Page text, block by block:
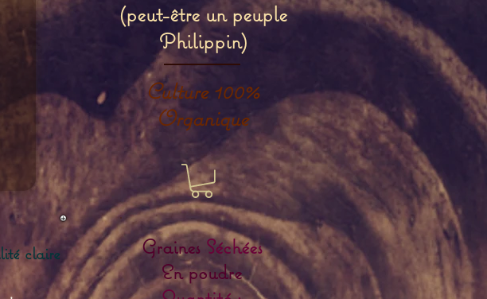
claire
(peut-être un peuple
Philippin)
Culture 100%
Organique
Graines Séchées
En poudre